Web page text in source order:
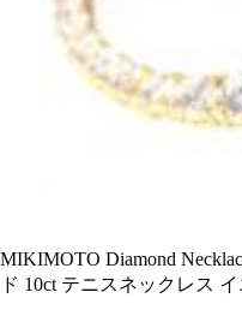
MIKIMOTO Diamond
ド 10ct テニスネックレス